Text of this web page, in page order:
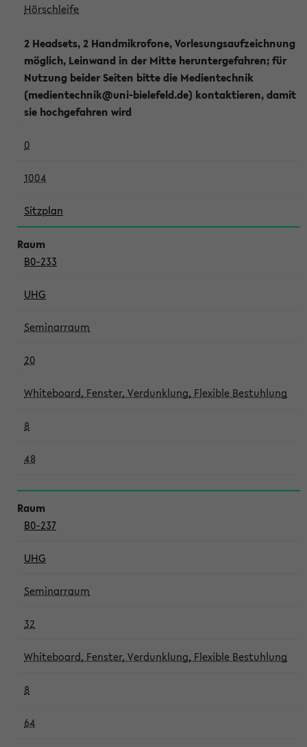
Hörschleife
2 Headsets, 2 Handmikrofone, Vorlesungsaufzeichnung
möglich, Leinwand in der Mitte heruntergefahren; für
Nutzung beider Seiten bitte die Medientechnik
(medientechnik@uni-bielefeld.de) kontaktieren, damit
sie hochgefahren wird
0
1004
Sitzplan
B0-233
UHG
Seminarraum
20
Whiteboard, Fenster, Verdunklung, Flexible Bestuhlung
8
48
B0-237
UHG
Seminarraum
32
Whiteboard, Fenster, Verdunklung, Flexible Bestuhlung
8
64